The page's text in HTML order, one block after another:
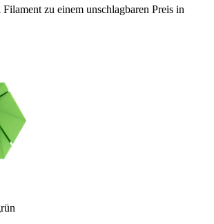
zu einem unschlagbaren Preis in